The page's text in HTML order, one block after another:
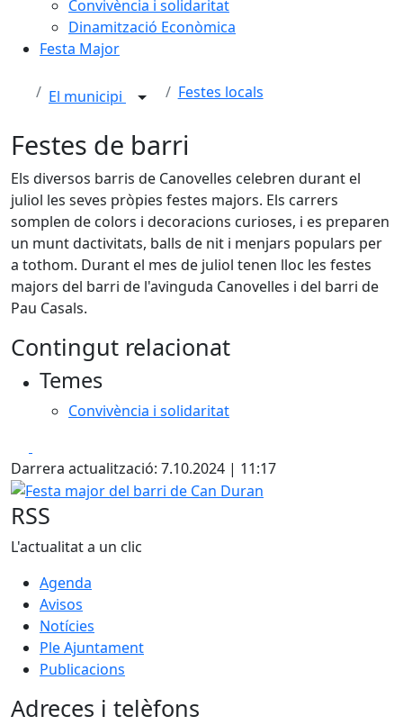
Convivència i solidaritat
Dinamització Econòmica
Festa Major
El municipi Festes locals
Festes de barri
Els diversos barris de Canovelles celebren durant el
juliol les seves pròpies festes majors. Els carrers
somplen de colors i decoracions curioses, i es preparen
un munt dactivitats, balls de nit i menjars populars per
a tothom. Durant el mes de juliol tenen lloc les festes
majors del barri de l'avinguda Canovelles i del barri de
Pau Casals.
Contingut relacionat
Temes
Convivència i solidaritat
Darrera actualització: 7.10.2024 | 11:17
Festa major del barri de Can Duran
RSS
L'actualitat a un clic
Agenda
Avisos
Notícies
Ple Ajuntament
Publicacions
Adreces i telèfons